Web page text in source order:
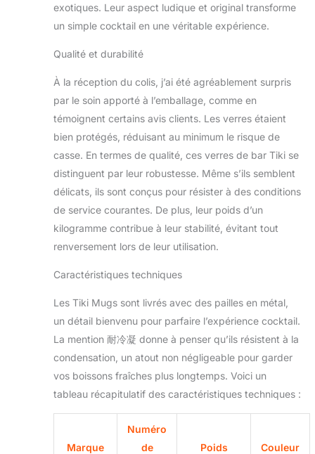
formes élégantes avec
des designs créatifs et
collectionneurs et
amoureux. Un excellent
choix pour votre Tiki
Bar ou Home
fête ： Ces jolis verres à
cocktail en céramique
sont prêts à déguster
des boissons exotiques
terrasse ou à organiser
une fête hawaïenne. 🍹
Idéal pour bar,
cocktail, fête sur la
plage, mariage, fête
d'Halloween. 🍹 Le
cadeau parfait : les
d'excellents cadeaux
pour les hôtes, les
réceptions de mariage
crémaillère. Belle idée
exotiques. Leur aspect ludique et original transforme
un simple cocktail en une véritable expérience.
Qualité et durabilité
À la réception du colis, j’ai été agréablement surpris
par le soin apporté à l’emballage, comme en
témoignent certains avis clients. Les verres étaient
bien protégés, réduisant au minimum le risque de
casse. En termes de qualité, ces verres de bar Tiki se
distinguent par leur robustesse. Même s’ils semblent
délicats, ils sont conçus pour résister à des conditions
de service courantes. De plus, leur poids d’un
kilogramme contribue à leur stabilité, évitant tout
renversement lors de leur utilisation.
Caractéristiques techniques
Les Tiki Mugs sont livrés avec des pailles en métal,
un détail bienvenu pour parfaire l’expérience cocktail.
La mention 耐冷凝 donne à penser qu’ils résistent à la
condensation, un atout non négligeable pour garder
vos boissons fraîches plus longtemps. Voici un
tableau récapitulatif des caractéristiques techniques :
Marque
Numéro
de
Poids Couleur